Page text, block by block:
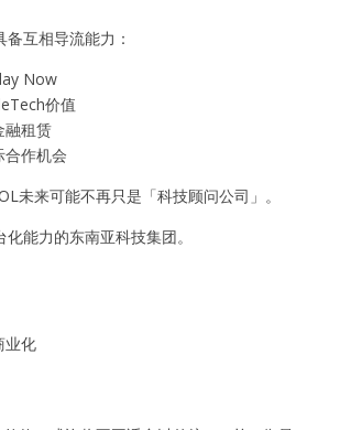
互相导流能力：
Now
价值
融租赁
合作机会
未来可能不再只是「科技顾问公司」。
能力的东南亚科技集团。
业化